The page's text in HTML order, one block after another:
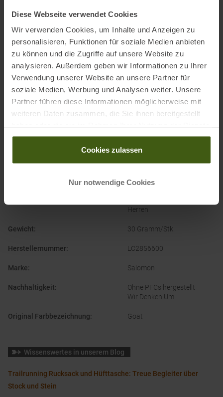
Diese Webseite verwendet Cookies
Wir verwenden Cookies, um Inhalte und Anzeigen zu
personalisieren, Funktionen für soziale Medien anbieten
zu können und die Zugriffe auf unsere Website zu
analysieren. Außerdem geben wir Informationen zu Ihrer
Verwendung unserer Website an unsere Partner für
soziale Medien, Werbung und Analysen weiter. Unsere
Partner führen diese Informationen möglicherweise mit
weiteren Daten zusammen, die Sie ihnen bereitgestellt
gesammelt haben.
Cookies zulassen
Nur notwendige Cookies
Postanschrift des Herstellers:ZA des Croiselets, 14 chemin des
Croiselets, 74370 Epagny Metz Tessym France
Elektronische Adresse des Herstellers:contact@salomon.com
Ausgezeichnet mit
Herren
Gewicht: 30 Gramm/Stk.
Herstellernummer: LC2856600
Marke: Salomon
Nachhaltigkeit:
Ohne PFCs hergestellt
Wir Denken Um
Original Farbbezeichnung: Goat
Wissenswertes in unserem Blog
Trailrunning Rucksack und Hüfttasche: Treue Begleiter über
Stock und Stein